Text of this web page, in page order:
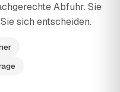
Abfuhr. Sie
sich entscheiden.